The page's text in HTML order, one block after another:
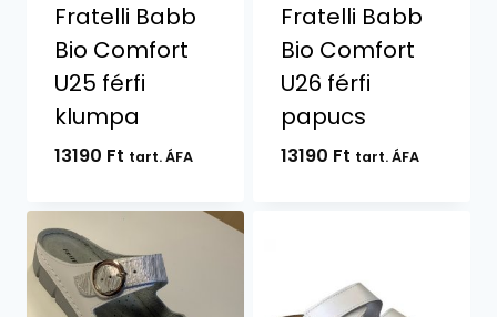
Fratelli Babb
Bio Comfort
U25 férfi
klumpa
13190 Ft tart. ÁFA
Fratelli Babb
Bio Comfort
U26 férfi
papucs
13190 Ft tart. ÁFA